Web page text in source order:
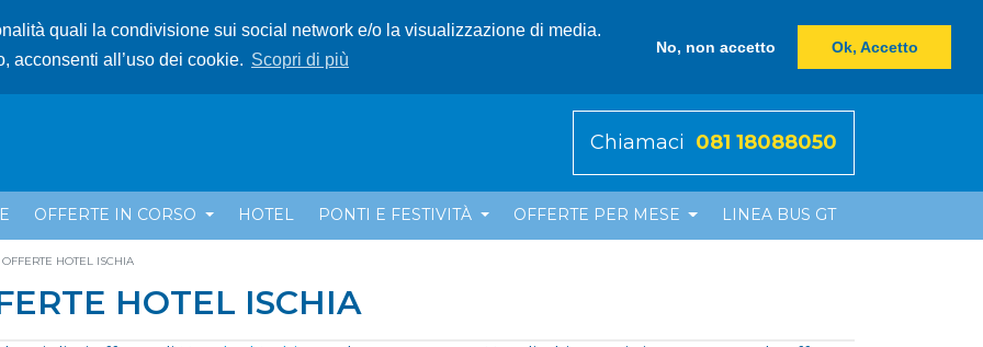
quali la condivisione sui social network e/o la visualizzazione di media.
acconsenti all’uso dei cookie. Scopri di più
No, non accetto Ok, Accetto
Chiamaci 081 18088050
OFFERTE IN CORSO HOTEL PONTI E FESTIVITÀ OFFERTE PER MESE LINEA BUS GT
OFFERTE HOTEL ISCHIA
HOTEL ISCHIA